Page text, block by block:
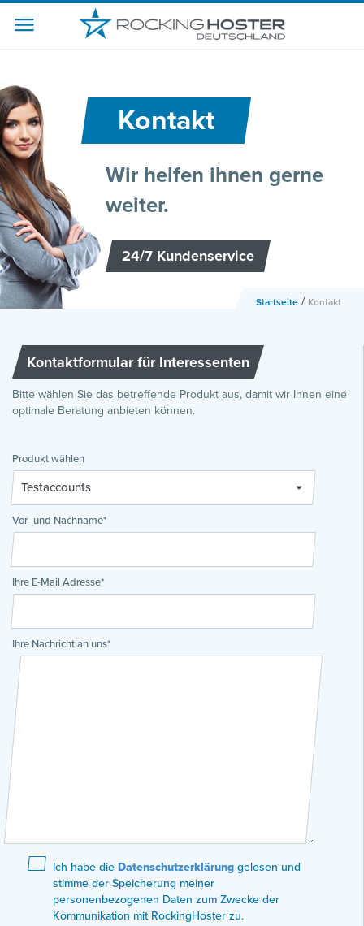
-->
Kontakt
Wir helfen ihnen gerne
weiter.
24/7 Kundenservice
Startseite / Kontakt
Kontaktformular für Interessenten
Bitte wählen Sie das betreffende Produkt aus, damit wir Ihnen eine
optimale Beratung anbieten können.
Produkt wählen
Vor- und Nachname*
Ihre E-Mail Adresse*
Ihre Nachricht an uns*
Ich habe die Datenschutzerklärung gelesen und
stimme der Speicherung meiner
personenbezogenen Daten zum Zwecke der
Kommunikation mit RockingHoster zu.